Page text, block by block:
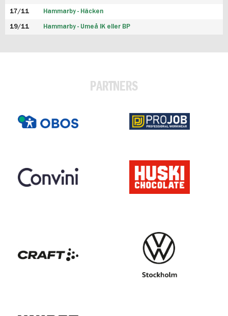
17/11 Hammarby - Häcken
19/11 Hammarby - Umeå IK eller BP
PARTNERS